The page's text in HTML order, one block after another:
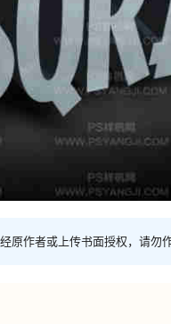
原作者或上传书面授权，请勿